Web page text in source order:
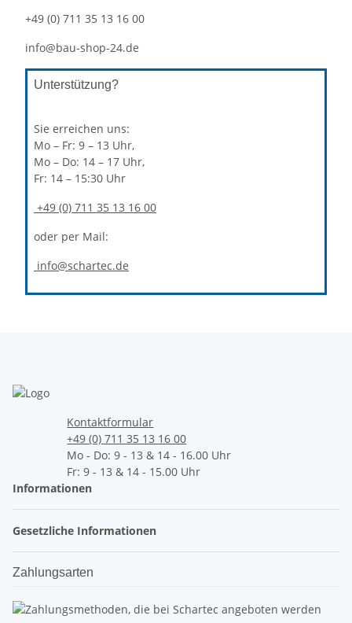
+49 (0) 711 35 13 16 00
info@bau-shop-24.de
Unterstützung?
Sie erreichen uns:
Mo – Fr: 9 – 13 Uhr,
Mo – Do: 14 – 17 Uhr,
Fr: 14 – 15:30 Uhr
+49 (0) 711 35 13 16 00
oder per Mail:
info@schartec.de
Kontaktformular
+49 (0) 711 35 13 16 00
Mo - Do: 9 - 13 & 14 - 16.00 Uhr
Fr: 9 - 13 & 14 - 15.00 Uhr
Informationen
Gesetzliche Informationen
Zahlungsarten